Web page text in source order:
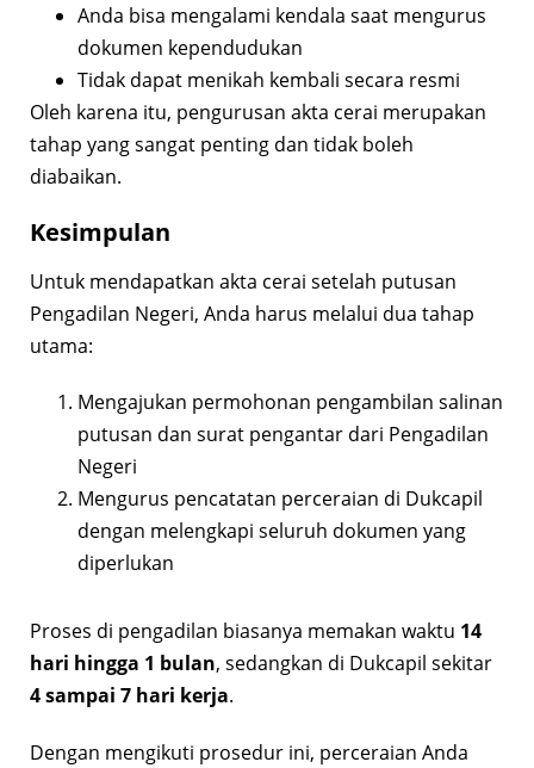
Anda bisa mengalami kendala saat mengurus
dokumen kependudukan
Tidak dapat menikah kembali secara resmi
Oleh karena itu, pengurusan akta cerai merupakan
tahap yang sangat penting dan tidak boleh
diabaikan.
Kesimpulan
Untuk mendapatkan akta cerai setelah putusan
Pengadilan Negeri, Anda harus melalui dua tahap
utama:
Mengajukan permohonan pengambilan salinan
putusan dan surat pengantar dari Pengadilan
Negeri
Mengurus pencatatan perceraian di Dukcapil
dengan melengkapi seluruh dokumen yang
diperlukan
Proses di pengadilan biasanya memakan waktu 14
hari hingga 1 bulan, sedangkan di Dukcapil sekitar
4 sampai 7 hari kerja.
Dengan mengikuti prosedur ini, perceraian Anda